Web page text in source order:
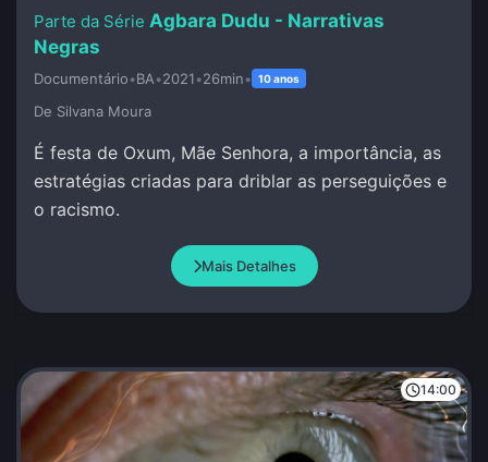
Agbara Dudu - Narrativas
Negras
Documentário•BA•2021•26min• 10 anos
De Silvana Moura
É festa de Oxum, Mãe Senhora, a importância, as
estratégias criadas para driblar as perseguições e
o racismo.
Mais Detalhes
14:00